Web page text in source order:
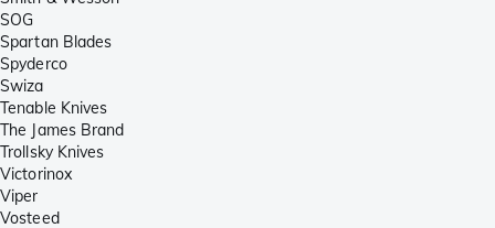
SOG
Spartan Blades
Spyderco
Swiza
Tenable Knives
The James Brand
Trollsky Knives
Victorinox
Viper
Vosteed